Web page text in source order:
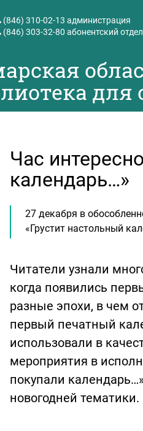
(846) 310-02-13 администрация
(846) 303-32-80 абонентский отдел
для
Час
календарь…»
27 декабря в
«Грустит настольный
Читатели узнали
когда появились
разные эпохи, в чем
первый печатный
использовали в
мероприятия в
покупали
новогодней тематики.